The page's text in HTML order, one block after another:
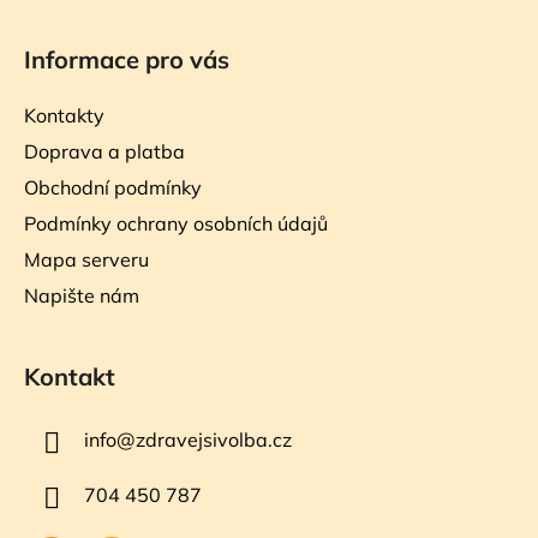
Informace pro vás
Kontakty
Doprava a platba
Obchodní podmínky
Podmínky ochrany osobních údajů
Mapa serveru
Napište nám
Kontakt
info@zdravejsivolba.cz
704 450 787